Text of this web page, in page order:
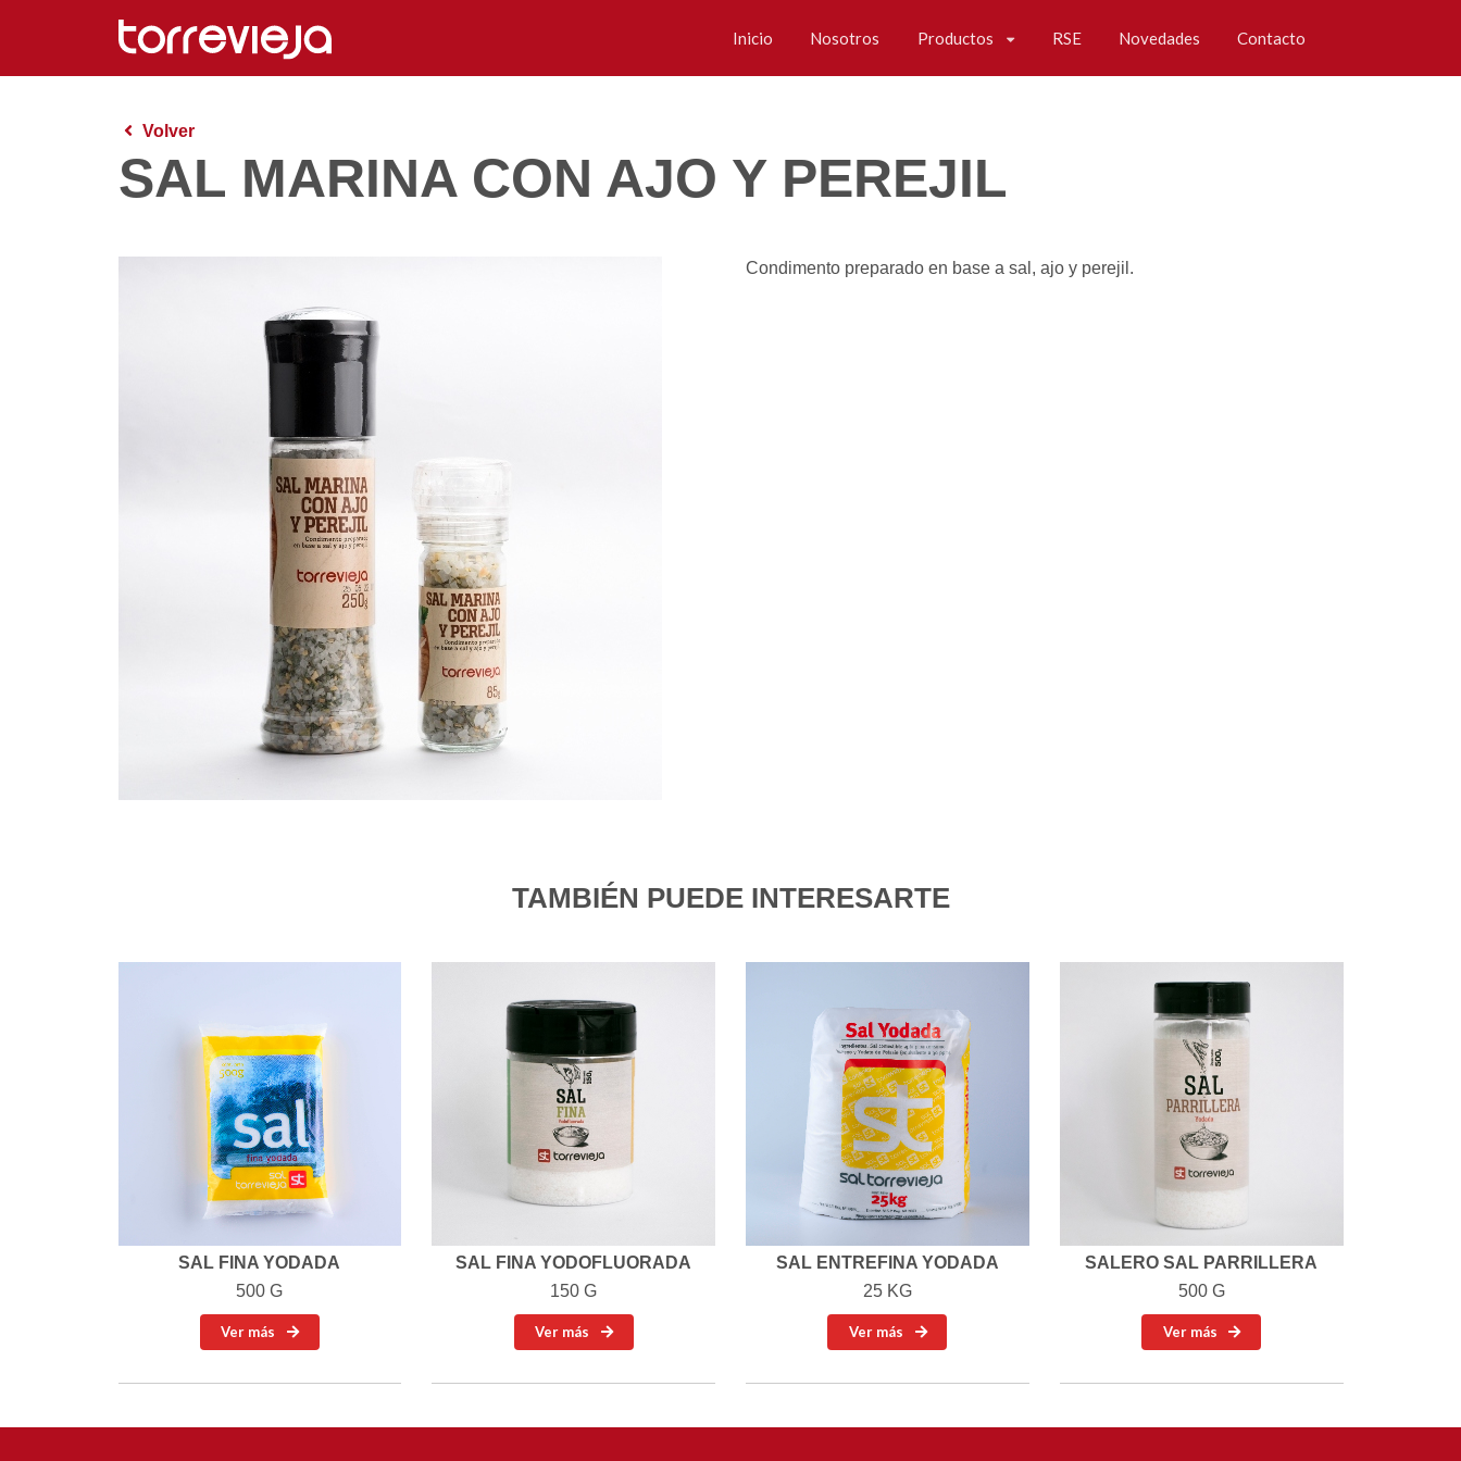
Inicio Nosotros Productos RSE Novedades Contacto
Volver
SAL MARINA CON AJO Y PEREJIL
Condimento preparado en base a sal, ajo y perejil.
TAMBIÉN PUEDE INTERESARTE
SAL FINA YODADA
500 G
Ver más
SAL FINA YODOFLUORADA
150 G
Ver más
SAL ENTREFINA YODADA
25 KG
Ver más
SALERO SAL PARRILLERA
500 G
Ver más